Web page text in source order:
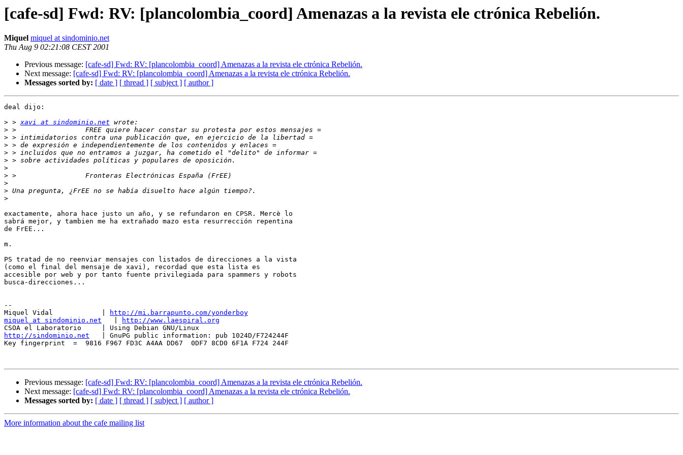
[cafe-sd] Fwd: RV: [plancolombia_coord] Amenazas a la revista ele ctrónica Rebelión.
Miquel miquel at sindominio.net
Thu Aug 9 02:21:08 CEST 2001
Previous message: [cafe-sd] Fwd: RV: [plancolombia_coord] Amenazas a la revista ele ctrónica Rebelión.
Next message: [cafe-sd] Fwd: RV: [plancolombia_coord] Amenazas a la revista ele ctrónica Rebelión.
Messages sorted by: [ date ] [ thread ] [ subject ] [ author ]
deal dijo:
> > xavi at sindominio.net
>
>
>
>
>
>
>
>
>
>
exactamente, ahora hace justo un año, y se refundaron en CPSR. Mercè lo
sabrá mejor, y tambien me ha extrañado mazo esta resurrección repentina
de FrEE...
m.
PS tratad de no reenviar mensajes con listados de direcciones a la vista
(como el final del mensaje de xavi), recordad que esta lista es
accesible por web y por tanto fuente privilegiada para spammers y robots
busca-direcciones...
--
Miquel Vidal            |
http://mi.barrapunto.com/yonderboy
miquel at sindominio.net
http://www.laespiral.org
http://sindominio.net
   | GnuPG public information: pub 1024D/F724244F
Key fingerprint  =  9816 F967 FD3C A4AA DD67  0DF7 8CD0 6F1A F724 244F
Previous message: [cafe-sd] Fwd: RV: [plancolombia_coord] Amenazas a la revista ele ctrónica Rebelión.
Next message: [cafe-sd] Fwd: RV: [plancolombia_coord] Amenazas a la revista ele ctrónica Rebelión.
Messages sorted by: [ date ] [ thread ] [ subject ] [ author ]
More information about the cafe mailing list